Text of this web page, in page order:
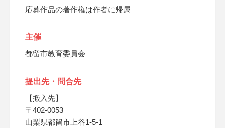
応募作品の著作権は作者に帰属
主催
都留市教育委員会
提出先・問合先
【搬入先】
〒402-0053
山梨県都留市上谷1-5-1